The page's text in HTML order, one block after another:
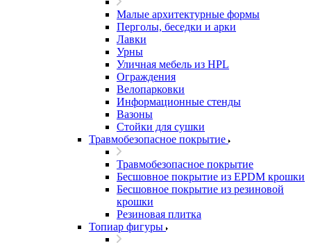
Малые архитектурные формы
Перголы, беседки и арки
Лавки
Урны
Уличная мебель из HPL
Ограждения
Велопарковки
Информационные стенды
Вазоны
Стойки для сушки
Травмобезопасное покрытие
Травмобезопасное покрытие
Бесшовное покрытие из EPDM крошки
Бесшовное покрытие из резиновой
крошки
Резиновая плитка
Топиар фигуры